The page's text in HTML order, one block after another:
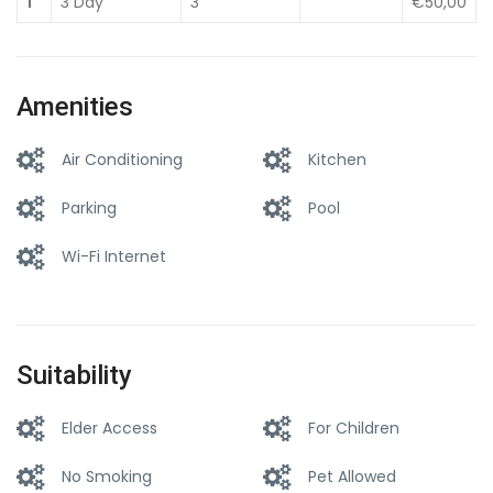
Amenities
Air Conditioning Kitchen
Parking Pool
Wi-Fi Internet
Suitability
Elder Access For Children
No Smoking Pet Allowed